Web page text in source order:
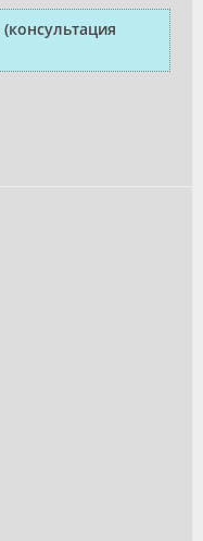
(консультация